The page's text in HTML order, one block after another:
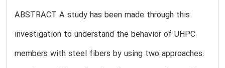
ABSTRACT A study has been made through this
investigation to understand the behavior of UHPC
members with steel fibers by using two approaches: